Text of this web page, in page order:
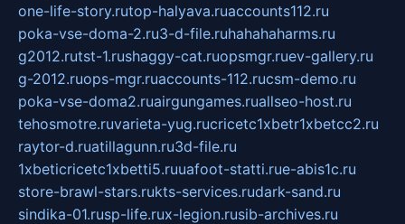
one-life-story.rutop-halyava.ruaccounts112.ru
poka-vse-doma-2.ru3-d-file.ruhahahaharms.ru
g2012.rutst-1.rushaggy-cat.ruopsmgr.ruev-gallery.ru
g-2012.ruops-mgr.ruaccounts-112.rucsm-demo.ru
poka-vse-doma2.ruairgungames.ruallseo-host.ru
tehosmotre.ruvarieta-yug.rucricetc1xbetr1xbetcc2.ru
raytor-d.ruatillagunn.ru3d-file.ru
1xbeticricetc1xbetti5.ruuafoot-statti.rue-abis1c.ru
store-brawl-stars.rukts-services.rudark-sand.ru
sindika-01.rusp-life.rux-legion.rusib-archives.ru